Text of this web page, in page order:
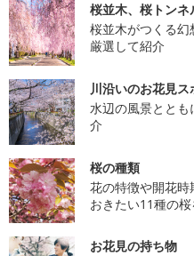
桜並木、桜トンネ
桜並木がつくる
厳選して紹介
川沿いのお花見
水辺の風景とと
介
桜の種類
花の特徴や開花
おきたい11種の
お花見の持ち物